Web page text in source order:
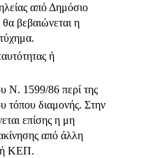
από Δημόσιο
βεβαιώνεται η
ή
Ν. 1599/86 περί της
τόπου διαμονής. Στην
επίσης η μη
από άλλη
ή ΚΕΠ.